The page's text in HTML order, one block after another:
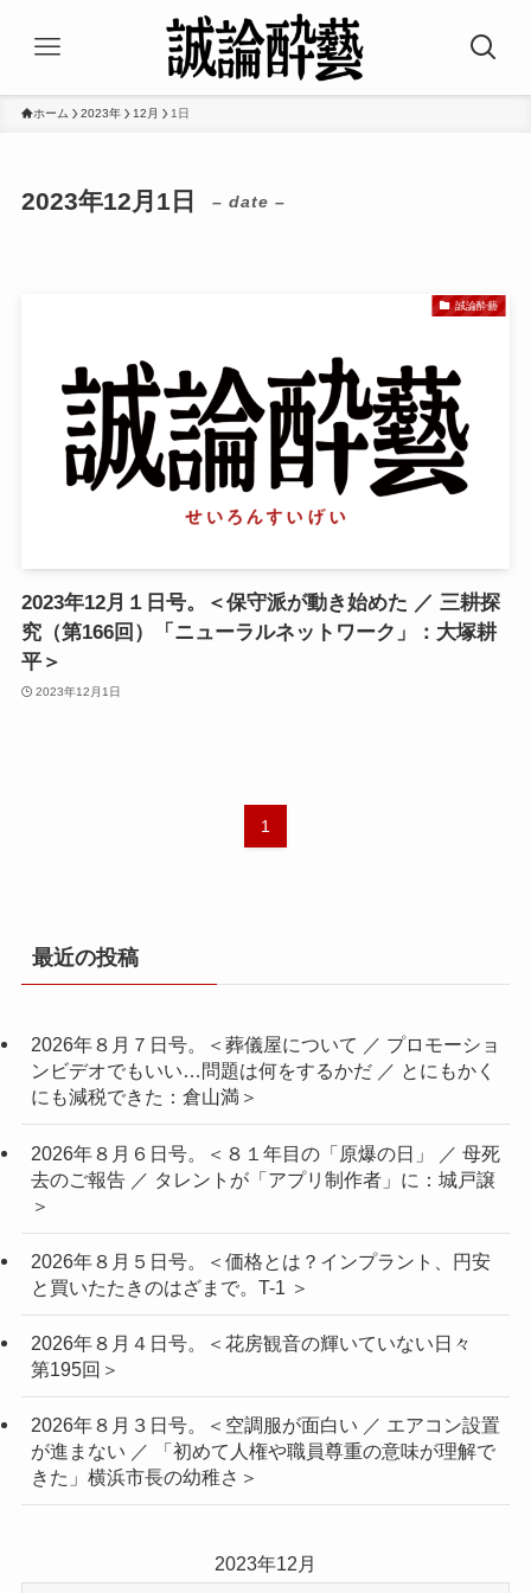
ホーム 2023年 12月 1日
2023年12月1日 – date –
誠論酔藝
2023年12月１日号。＜保守派が動き始めた ／ 三耕探
究（第166回）「ニューラルネットワーク」：大塚耕
平＞
2023年12月1日
1
最近の投稿
2026年８月７日号。＜葬儀屋について ／ プロモーショ
ンビデオでもいい…問題は何をするかだ ／ とにもかく
にも減税できた：倉山満＞
2026年８月６日号。＜８１年目の「原爆の日」 ／ 母死
去のご報告 ／ タレントが「アプリ制作者」に：城戸譲
＞
2026年８月５日号。＜価格とは？インプラント、円安
と買いたたきのはざまで。T-1 ＞
2026年８月４日号。＜花房観音の輝いていない日々
第195回＞
2026年８月３日号。＜空調服が面白い ／ エアコン設置
が進まない ／ 「初めて人権や職員尊重の意味が理解で
きた」横浜市長の幼稚さ＞
2023年12月